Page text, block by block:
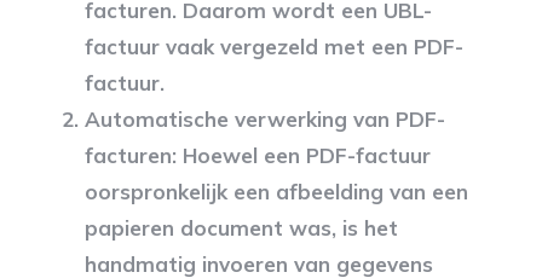
facturen. Daarom wordt een UBL-
factuur vaak vergezeld met een PDF-
factuur.
Automatische verwerking van PDF-
facturen: Hoewel een PDF-factuur
oorspronkelijk een afbeelding van een
papieren document was, is het
handmatig invoeren van gegevens